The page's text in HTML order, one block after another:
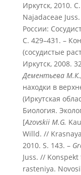
Иркутск, 2010.
Najadaceae
России:
С. 429–431. –
(сосудистые
Иркутск, 2008.
Дементьева
находки в
(Иркутская
Биология.
[Azovskii M.G.
Willd. //
2010. S. 143. –
Juss. //
rasteniya.